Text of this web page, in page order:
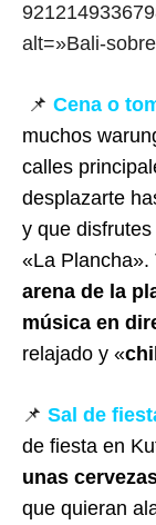
alt=»Bali-
📌 Cena o
muchos
calles
desplazarte
y que
«La Plancha».
arena de la
música en
relajado y «
📌 Sal de
de fiesta en
unas
que quieran